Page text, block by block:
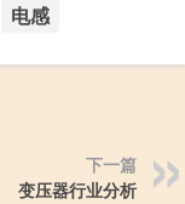
电感
下一篇
变压器行业分析